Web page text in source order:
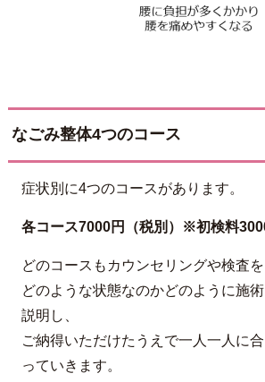
なごみ整体4つのコース
症状別に4つのコースがあります。
各コース7000円（税別）※初検料
どのコースもカウンセリングや検査
どのような状態なのかどのように施
説明し、
ご納得いただけたうえで一人一人に
っていきます。